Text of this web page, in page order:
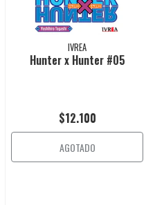
IVREA
Hunter x Hunter #05
$12.100
AGOTADO